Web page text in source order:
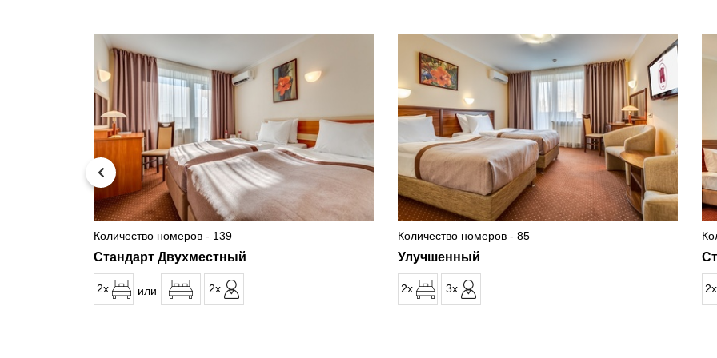
Количество номеров - 139
Стандарт Двухместный
2x или 2x
Количество номеров - 85
Улучшенный
2x 3x 2x